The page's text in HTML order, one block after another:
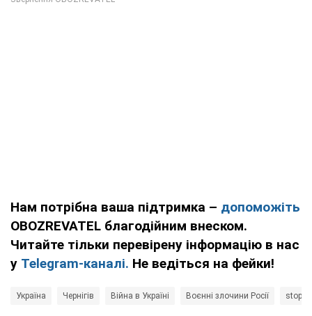
Нам потрібна ваша підтримка – допоможіть
OBOZREVATEL благодійним внеском.
Читайте тільки перевірену інформацію в нас
у Telegram-каналі. Не ведіться на фейки!
Україна Чернігів Війна в Україні Воєнні злочини Росії